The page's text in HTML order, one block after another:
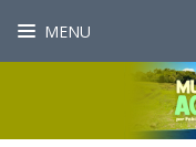
MENU